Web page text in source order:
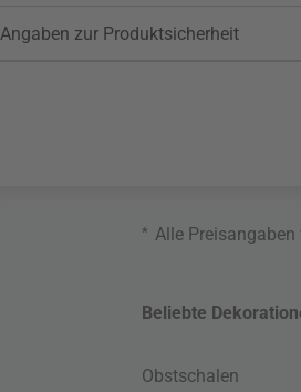
Angaben zur Produktsicherheit
* Alle
Beliebte
Obstschalen